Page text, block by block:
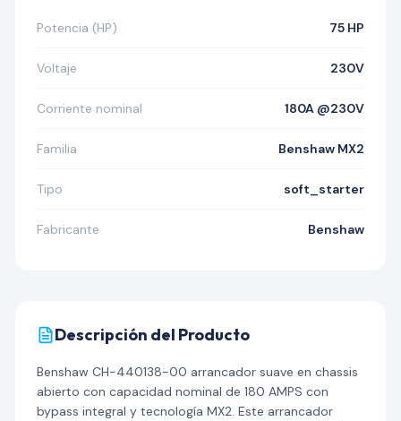
Potencia (HP) 75 HP
Voltaje 230V
Corriente nominal 180A @230V
Familia Benshaw MX2
Tipo soft_starter
Fabricante Benshaw
Descripción del Producto
Benshaw CH-440138-00 arrancador suave en chassis
abierto con capacidad nominal de 180 AMPS con
bypass integral y tecnología MX2. Este arrancador